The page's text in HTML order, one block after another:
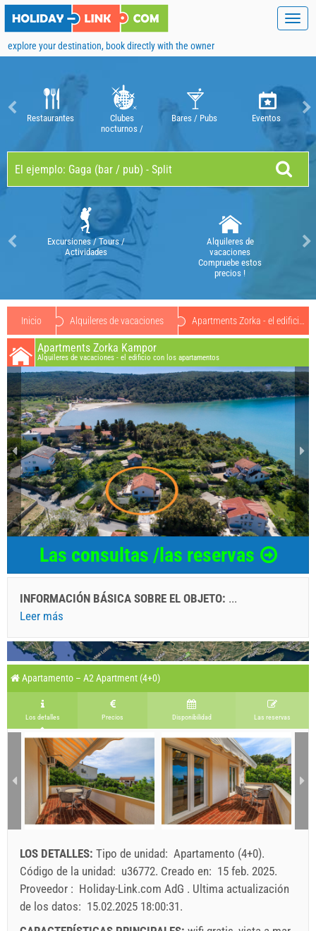
explore your destination, book directly with the owner
Restaurantes
Clubes
nocturnos /
Bares / Pubs Eventos
Excursiones / Tours /
Actividades
Alquileres de
vacaciones
Compruebe estos
precios !
Inicio Alquileres de vacaciones
Apartments Zorka Kampor
Alquileres de vacaciones - el edificio con los apartamentos
Las consultas /las reservas
INFORMACIÓN BÁSICA SOBRE EL OBJETO: ...
Leer más
Apartamento – A2 Apartment (4+0)
Los detalles Precios Disponibilidad Las reservas
LOS DETALLES: Tipo de unidad: Apartamento (4+0).
Código de la unidad: u36772. Creado en: 15 feb. 2025.
Proveedor : Holiday-Link.com AdG . Ultima actualización
de los datos: 15.02.2025 18:00:31.